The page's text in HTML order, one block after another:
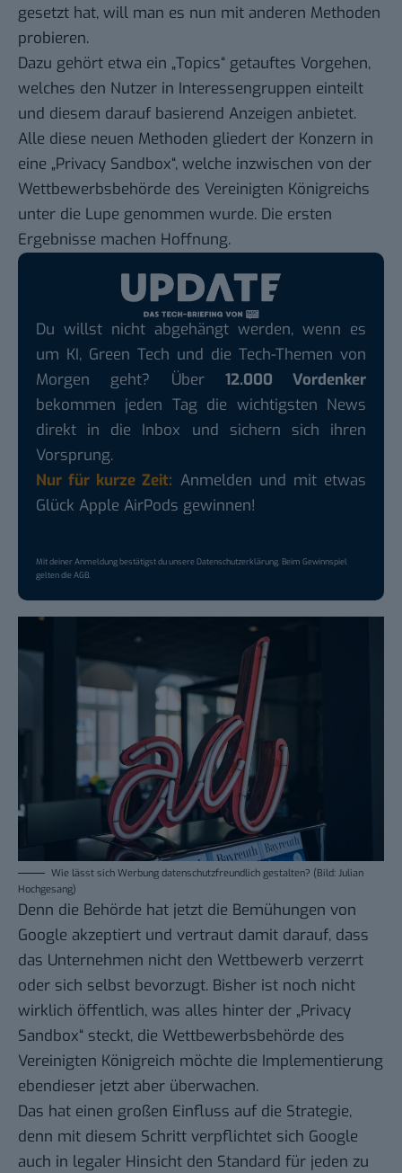
gesetzt hat, will man es nun mit anderen Methoden
probieren.
Dazu gehört etwa ein „Topics“ getauftes Vorgehen,
welches den Nutzer in Interessengruppen einteilt
und diesem darauf basierend Anzeigen anbietet.
Alle diese neuen Methoden gliedert der Konzern in
eine „Privacy Sandbox“, welche inzwischen von der
Wettbewerbsbehörde des Vereinigten Königreichs
unter die Lupe genommen wurde. Die ersten
Ergebnisse machen Hoffnung.
Du willst nicht abgehängt werden, wenn es
um KI, Green Tech und die Tech-Themen von
Morgen geht? Über 12.000 Vordenker
bekommen jeden Tag die wichtigsten News
direkt in die Inbox und sichern sich ihren
Vorsprung.
Nur für kurze Zeit: Anmelden und mit etwas
Glück Apple AirPods gewinnen!
Mit deiner Anmeldung bestätigst du unsereDatenschutzerklärung. Beim Gewinnspiel
gelten dieAGB.
Wie lässt sich Werbung datenschutzfreundlich gestalten? (Bild: Julian
Hochgesang)
Denn die Behörde hat jetzt die Bemühungen von
Google akzeptiert und vertraut damit darauf, dass
das Unternehmen nicht den Wettbewerb verzerrt
oder sich selbst bevorzugt. Bisher ist noch nicht
wirklich öffentlich, was alles hinter der „Privacy
Sandbox“ steckt, die Wettbewerbsbehörde des
Vereinigten Königreich möchte die Implementierung
ebendieser jetzt aber überwachen.
Das hat einen großen Einfluss auf die Strategie,
denn mit diesem Schritt verpflichtet sich Google
auch in legaler Hinsicht den Standard für jeden zu